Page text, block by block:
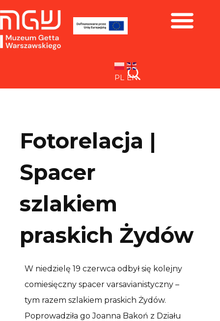
PL EN
Fotorelacja |
Spacer
szlakiem
praskich Żydów
W niedzielę 19 czerwca odbył się kolejny
comiesięczny spacer varsavianistyczny –
tym razem szlakiem praskich Żydów.
Poprowadziła go Joanna Bakoń z Działu